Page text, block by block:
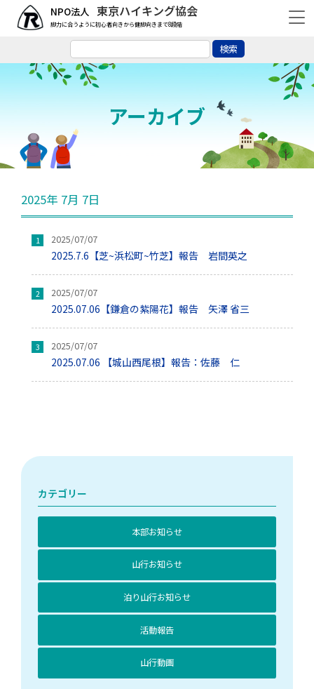
東京ハイキング協会
脚力に合うように初心者向きから健脚向きまで8段階
アーカイブ
2025年 7月 7日
2025.7.6【芝~浜松町~竹芝】報告 岩間英之
2025/07/07
2025.07.06【鎌倉の紫陽花】報告 矢澤 省三
2025/07/07
2025.07.06 【城山西尾根】報告：佐藤 仁
2025/07/07
カテゴリー
本部お知らせ
山行お知らせ
泊り山行お知らせ
活動報告
山行動画